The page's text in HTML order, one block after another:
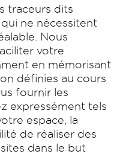
traceurs dits
ne nécessitent
Nous
votre
en mémorisant
définies au cours
fournir les
expressément tels
espace, la
de réaliser des
dans le but